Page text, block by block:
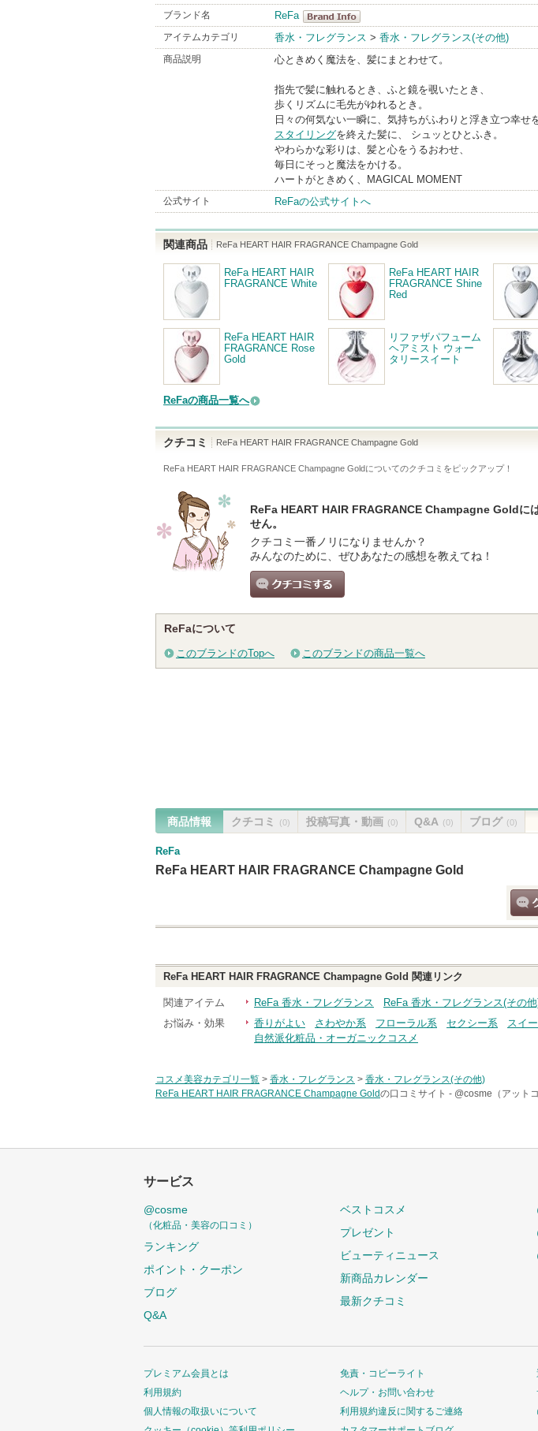
ブランド名
ReFa
ReFa
BrandInfo
アイテムカテゴリ 香水・フレグランス > 香水・フレグランス(その他)
商品説明 心ときめく魔法を、髪にまとわせて。
指先で髪に触れるとき、ふと鏡を覗いたとき、
歩くリズムに毛先がゆれるとき。
日々の何気ない一瞬に、気持ちがふわりと浮き立つ幸せを
スタイリングを終えた髪に、 シュッとひとふき。
やわらかな彩りは、髪と心をうるおわせ、
毎日にそっと魔法をかける。
ハートがときめく、MAGICAL MOMENT
公式サイト ReFaの公式サイトへ
関連商品 ReFa HEART HAIR FRAGRANCE Champagne Gold
ReFa HEART HAIR
FRAGRANCE White
ReFa HEART HAIR
FRAGRANCE Shine
Red
ReFa HEART HAIR
FRAGRANCE Rose
Gold
リファザパフューム
ヘアミスト ウォー
タリースイート
ReFaの商品一覧へ
クチコミ ReFa HEART HAIR FRAGRANCE Champagne Gold
ReFa HEART HAIR FRAGRANCE Champagne Goldについてのクチコミをピックアップ！
ReFa HEART HAIR FRAGRANCE Champagne Goldに
せん。
クチコミ一番ノリになりませんか？
みんなのために、ぜひあなたの感想を教えてね！
ReFaについて
このブランドのTopへ このブランドの商品一覧へ
商品情報 クチコミ (0) 投稿写真・動画 (0) Q&A (0) ブログ (0)
ReFa
ReFa HEART HAIR FRAGRANCE Champagne Gold
ReFa HEART HAIR FRAGRANCE Champagne Gold 関連リンク
関連アイテム ReFa 香水・フレグランス
ReFa 香水・フレグランス(その
お悩み・効果
香りがよい さわやか系 フローラル系 セクシー系 スイ
自然派化粧品・オーガニックコスメ
コスメ美容カテゴリ一覧 > 香水・フレグランス > 香水・フレグランス(その他)
ReFa HEART HAIR FRAGRANCE Champagne Goldの口コミサイト - @cosme（アットコ
サービス
@cosme
（化粧品・美容の口コミ）
ランキング
ポイント・クーポン
ブログ
Q&A
ベストコスメ
プレゼント
ビューティニュース
新商品カレンダー
最新クチコミ
プレミアム会員とは
利用規約
個人情報の取扱いについて
免責・コピーライト
ヘルプ・お問い合わせ
利用規約違反に関するご連絡